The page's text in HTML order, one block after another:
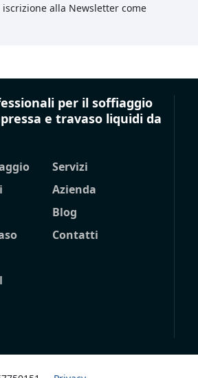
alla Newsletter come
per il soffiaggio
e travaso liquidi da
Servizi
Azienda
Blog
Contatti